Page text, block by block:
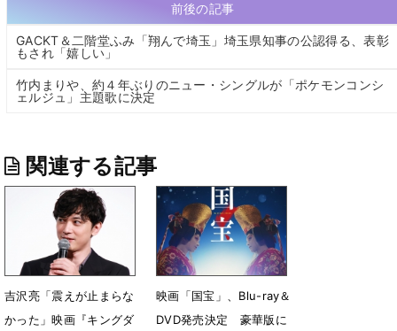
前後の記事
GACKT＆二階堂ふみ「翔んで埼玉」埼玉県知事の公認得る、表彰
もされ「嬉しい」
竹内まりや、約４年ぶりのニュー・シングルが「ポケモンコンシ
ェルジュ」主題歌に決定
関連する記事
吉沢亮「震えが止まらな
かった」映画『キングダ
映画「国宝」、Blu-ray＆
DVD発売決定 豪華版に